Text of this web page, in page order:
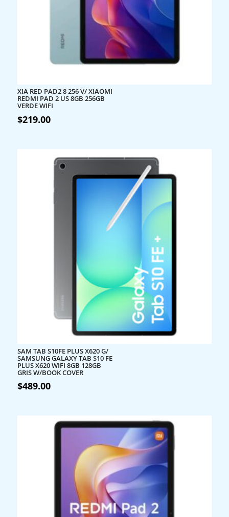
XIA RED PAD2 8 256 V/ XIAOMI
REDMI PAD 2 US 8GB 256GB
VERDE WIFI
$219.00
SAM TAB S10FE PLUS X620 G/
SAMSUNG GALAXY TAB S10 FE
PLUS X620 WIFI 8GB 128GB
GRIS W/BOOK COVER
$489.00